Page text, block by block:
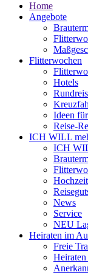
Home
Angebote
Flitterwochen
Hotels
Ideen
Reise-
ICH WILL
ICH
News
Service
NEU
Heiraten im
Freie
Heiraten